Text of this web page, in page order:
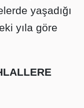
yaşadığı
yıla göre